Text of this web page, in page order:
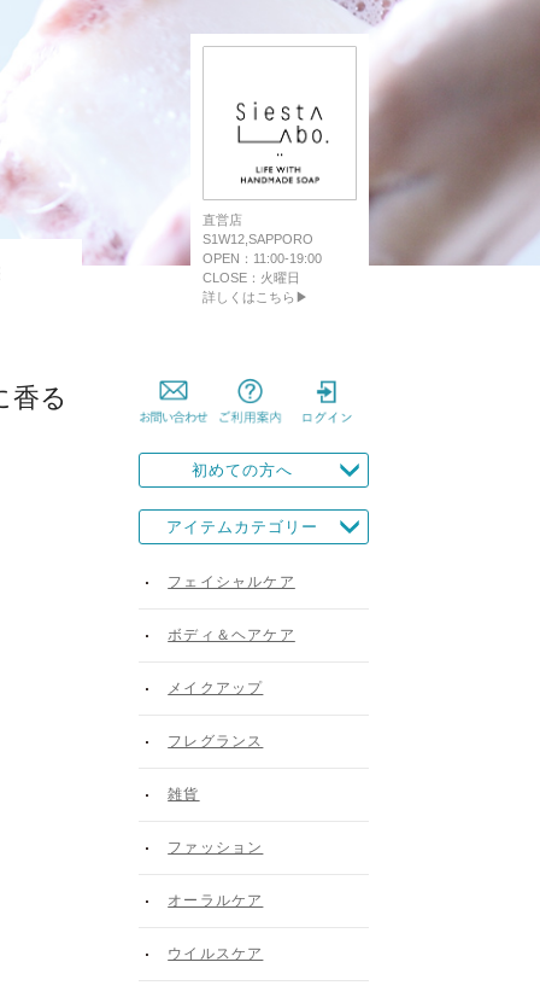
直営店
S1W12,SAPPORO
OPEN：11:00-19:00
CLOSE：火曜日
詳しくはこちら▶
香る
初めての方へ
アイテムカテゴリー
フェイシャルケア
ボディ＆ヘアケア
メイクアップ
フレグランス
雑貨
ファッション
オーラルケア
ウイルスケア